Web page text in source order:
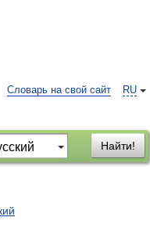
RU
Словарь на свой сайт
Найти!